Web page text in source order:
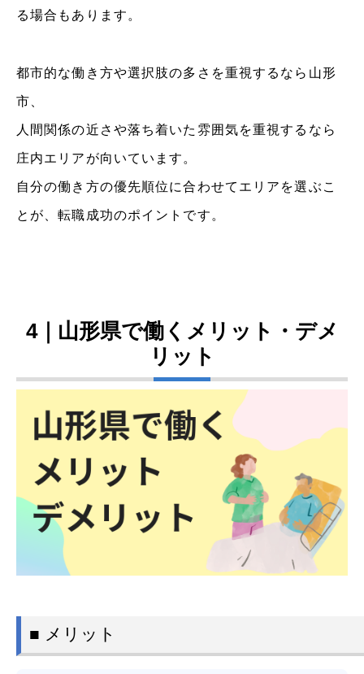
る場合もあります。
都市的な働き方や選択肢の多さを重視するなら山形
市、
人間関係の近さや落ち着いた雰囲気を重視するなら
庄内エリアが向いています。
自分の働き方の優先順位に合わせてエリアを選ぶこ
とが、転職成功のポイントです。
4｜山形県で働くメリット・デメ
リット
■ メリット